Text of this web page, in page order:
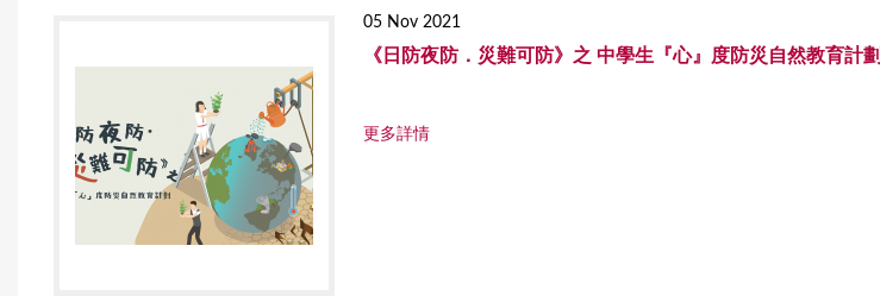
05 Nov 2021
《日防夜防．災難可防》之 中學生『心』度防災自然教育計劃
更多詳情